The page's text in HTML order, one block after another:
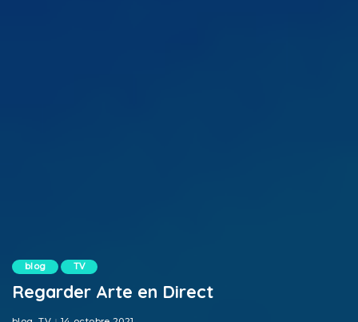
blog TV
Regarder Arte en Direct